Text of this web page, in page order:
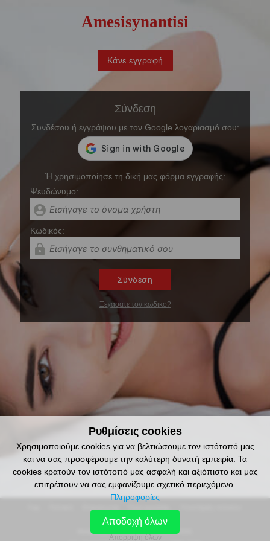
Amesisynantisi
Κάνε εγγραφή
Σύνδεση
Συνδέσου ή εγγράψου με τον Google λογαριασμό σου:
Ή χρησιμοποίησε τη δική μας φόρμα εγγραφής:
Ψευδώνυμο:
account_circle
Kωδικός:
lock
Σύνδεση
Ξεχάσατε τον κωδικό?
Media Buy Services Ltd. © 2020 - 2026.
Ρυθμίσεις cookies
Χρησιμοποιούμε cookies για να βελτιώσουμε τον ιστότοπό μας
και να σας προσφέρουμε την καλύτερη δυνατή εμπειρία. Τα
cookies κρατούν τον ιστότοπό μας ασφαλή και αξιόπιστο και μας
επιτρέπουν να σας εμφανίζουμε σχετικό περιεχόμενο.
Πληροφορίες
Αποδοχή όλων
Απόρριψη όλων